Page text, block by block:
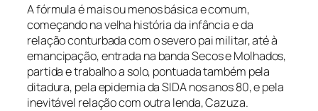
A fórmula é mais ou menos básica e comum,
começando na velha história da infância e da
relação conturbada com o severo pai militar, até à
emancipação, entrada na banda Secos e Molhados,
partida e trabalho a solo, pontuada também pela
ditadura, pela epidemia da SIDA nos anos 80, e pela
inevitável relação com outra lenda, Cazuza.